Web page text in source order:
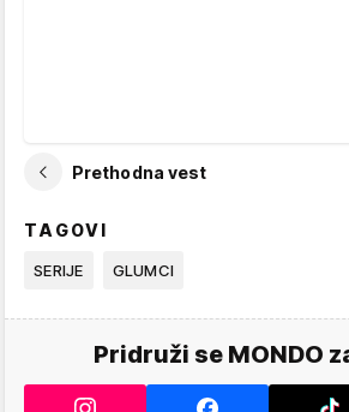
Prethodna vest
TAGOVI
SERIJE GLUMCI
Pridruži se MONDO